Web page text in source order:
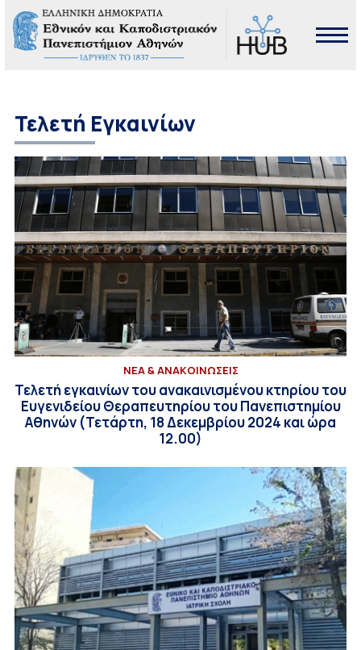
Τελετή Εγκαινίων
ΝΕΑ & ΑΝΑΚΟΙΝΩΣΕΙΣ
Τελετή εγκαινίων του ανακαινισμένου κτηρίου του
Ευγενιδείου Θεραπευτηρίου του Πανεπιστημίου
Αθηνών (Τετάρτη, 18 Δεκεμβρίου 2024 και ώρα
12.00)